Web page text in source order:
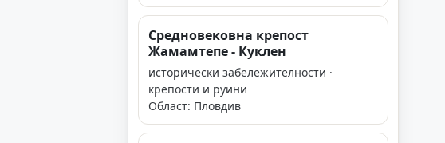
Средновековна крепост
Жамамтепе - Куклен
исторически забележителности ·
крепости и руини
Област: Пловдив